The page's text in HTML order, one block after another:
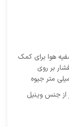
هوا برای کمک
بر روی
جنس وینیل